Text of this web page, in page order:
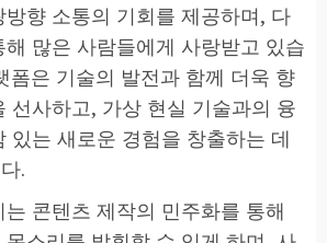
향 소통의 기회를 제공하며, 다
많은 사람들에게 사랑받고 있습
폼은 기술의 발전과 함께 더욱 향
선사하고, 가상 현실 기술과의 융
있는 새로운 경험을 창출하는 데
.
콘텐츠 제작의 민주화를 통해